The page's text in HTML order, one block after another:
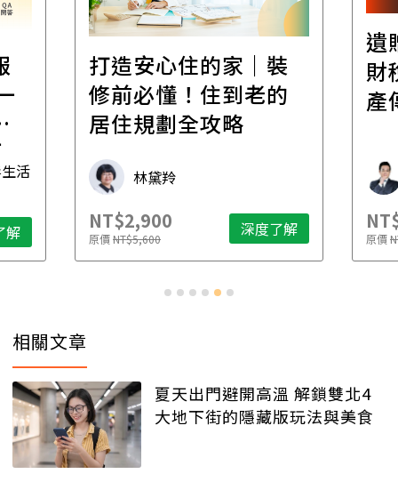
活
解
打造安心住的家｜裝
修前必懂！住到老的
居住規劃全攻略
林黛羚
NT$2,900
原價NT$5,600 深度了解
遺
財
產
原價
相關文章
夏天出門避開高溫 解鎖雙北4
大地下街的隱藏版玩法與美食